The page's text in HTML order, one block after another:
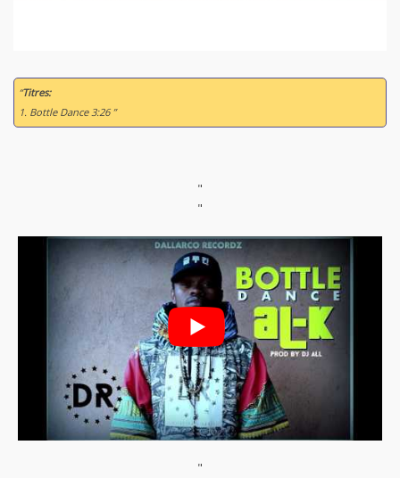
“Titres:
1. Bottle Dance 3:26 ”
"
"
"